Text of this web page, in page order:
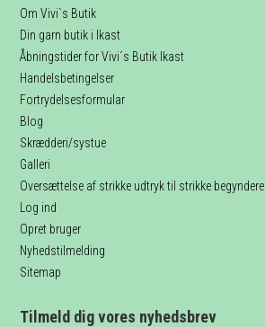
Om Vivi`s Butik
Din garn butik i Ikast
Åbningstider for Vivi´s Butik Ikast
Handelsbetingelser
Fortrydelsesformular
Blog
Skrædderi/systue
Galleri
Oversættelse af strikke udtryk til strikke begyndere
Log ind
Opret bruger
Nyhedstilmelding
Sitemap
Tilmeld dig vores nyhedsbrev